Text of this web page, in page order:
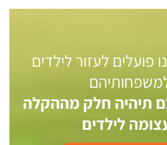
פועלים לעזור לילדים
תיהיה חלק מההקלה
לילדים